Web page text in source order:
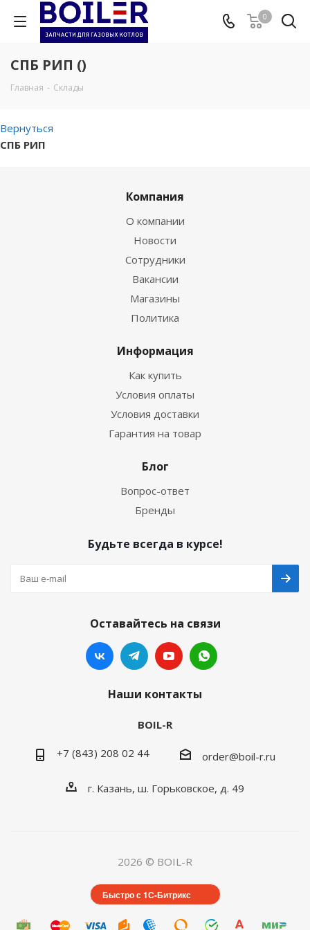
0
СПБ РИП ()
Главная - Склады
Вернуться
СПБ РИП
Компания
О компании
Новости
Сотрудники
Вакансии
Магазины
Политика
Информация
Как купить
Условия оплаты
Условия доставки
Гарантия на товар
Блог
Вопрос-ответ
Бренды
Будьте всегда в курсе!
Оставайтесь на связи
Наши контакты
BOIL-R
+7 (843) 208 02 44 order@boil-r.ru
г. Казань, ш. Горьковское, д. 49
2026 © BOIL-R
Быстро с 1С-Битрикс